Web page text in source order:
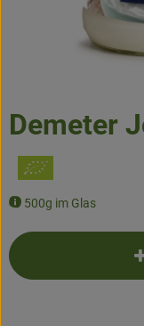
Naturwaren
Getränke
Gutscheine &
So geht's
Über uns
Demeter
500g im Glas